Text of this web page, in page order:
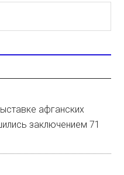
афганских
заключением 71